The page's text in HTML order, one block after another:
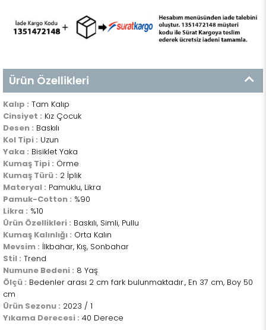
Ürün Özellikleri
Kalıp : Tam Kalıp
Cinsiyet : Kız Çocuk
Desen : Baskılı
Kol Tipi : Uzun
Yaka : Bisiklet Yaka
Kumaş Tipi : Örme
Kumaş Türü : 2 İplik
Materyal : Pamuklu, Likra
Pamuk-Cotton : %90
Likra : %10
Ürün Özellikleri : Baskılı, Simli, Pullu
Kumaş Kalınlığı : Orta Kalın
Mevsim : İlkbahar, Kış, Sonbahar
Stil : Trend
Numune Bedeni : 8 Yaş
Ölçü : Bedenler arası 2 cm fark bulunmaktadır., En 37 cm, Boy 50
cm
Ürün Sezonu : 2023 / 1
Yıkama Derecesi : 40 Derece